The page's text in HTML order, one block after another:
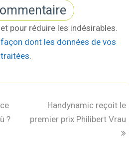
pour réduire les indésirables.
dont les données de vos
.
?
Handynamic reçoit le
premier prix Philibert Vrau